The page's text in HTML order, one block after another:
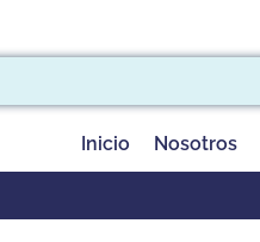
Inicio Nosotros